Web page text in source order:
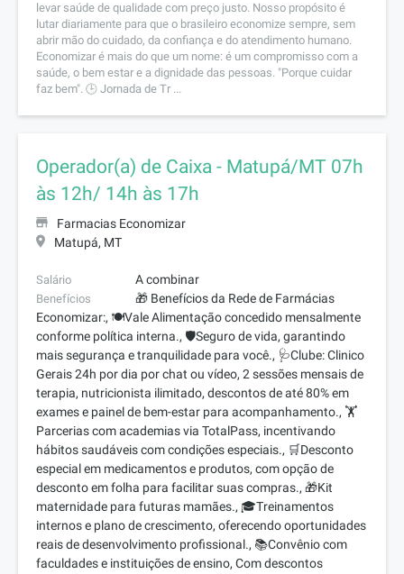
levar saúde de qualidade com preço justo. Nosso propósito é
lutar diariamente para que o brasileiro economize sempre, sem
abrir mão do cuidado, da confiança e do atendimento humano.
Economizar é mais do que um nome: é um compromisso com a
saúde, o bem estar e a dignidade das pessoas. "Porque cuidar
faz bem". 🕒 Jornada de Tr ...
Operador(a) de Caixa - Matupá/MT 07h
às 12h/ 14h às 17h
Farmacias Economizar
Matupá, MT
Salário A combinar
Benefícios
🎁 Benefícios da Rede de Farmácias
Economizar:, 🍽️Vale Alimentação concedido mensalmente
conforme política interna., 🛡️Seguro de vida, garantindo
mais segurança e tranquilidade para você., 🩺Clube: Clinico
Gerais 24h por dia por chat ou vídeo, 2 sessões mensais de
terapia, nutricionista ilimitado, descontos de até 80% em
exames e painel de bem-estar para acompanhamento., 🏋️
Parcerias com academias via TotalPass, incentivando
hábitos saudáveis com condições especiais., 🛒Desconto
especial em medicamentos e produtos, com opção de
desconto em folha para facilitar suas compras., 🎁Kit
maternidade para futuras mamães., 🎓Treinamentos
internos e plano de crescimento, oferecendo oportunidades
reais de desenvolvimento profissional., 📚Convênio com
faculdades e instituições de ensino, Com descontos